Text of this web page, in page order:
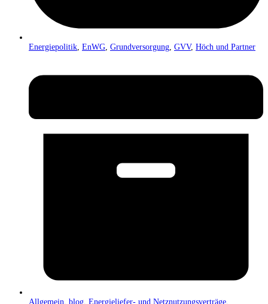
Energiepolitik, EnWG, Grundversorgung, GVV, Höch und Partner
Allgemein, blog, Energieliefer- und Netznutzungsverträge,